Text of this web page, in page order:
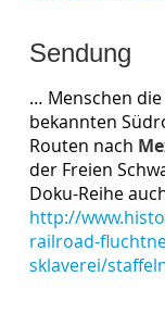
Sendung
… Menschen
bekannten
Routen nach
der Freien
Doku-Reihe
http://
railroad-
sklaverei/